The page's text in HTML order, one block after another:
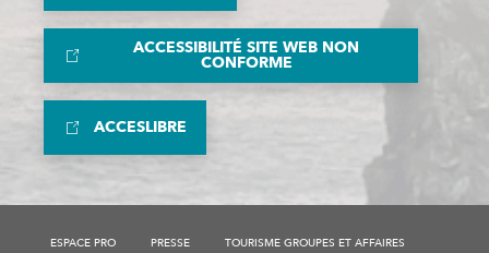
ACCESSIBILITÉ SITE WEB NON
CONFORME
ACCESLIBRE
ESPACE PRO PRESSE TOURISME GROUPES ET AFFAIRES